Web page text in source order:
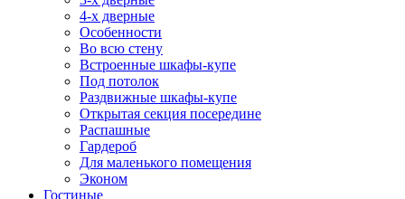
4-х дверные
Особенности
Во всю стену
Встроенные шкафы-купе
Под потолок
Раздвижные шкафы-купе
Открытая секция посередине
Распашные
Гардероб
Для маленького помещения
Эконом
Гостиные